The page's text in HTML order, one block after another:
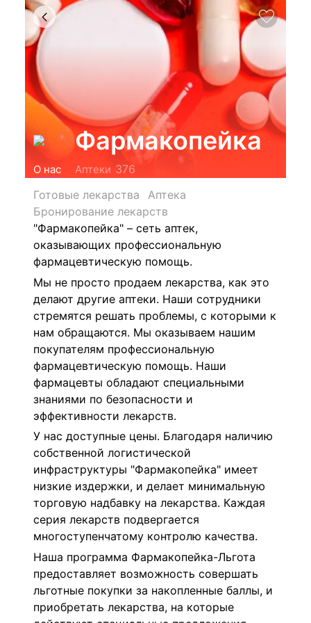
Фармакопейка
О нас Аптеки 376
Готовые лекарства
Аптека
Бронирование лекарств
"Фармакопейка" – сеть аптек,
оказывающих профессиональную
фармацевтическую помощь.
Мы не просто продаем лекарства, как это
делают другие аптеки. Наши сотрудники
стремятся решать проблемы, с которыми к
нам обращаются. Мы оказываем нашим
покупателям профессиональную
фармацевтическую помощь. Наши
фармацевты обладают специальными
знаниями по безопасности и
эффективности лекарств.
У нас доступные цены. Благодаря наличию
собственной логистической
инфраструктуры "Фармакопейка" имеет
низкие издержки, и делает минимальную
торговую надбавку на лекарства. Каждая
серия лекарств подвергается
многоступенчатому контролю качества.
Наша программа Фармакопейка-Льгота
предоставляет возможность совершать
льготные покупки за накопленные баллы, и
приобретать лекарства, на которые